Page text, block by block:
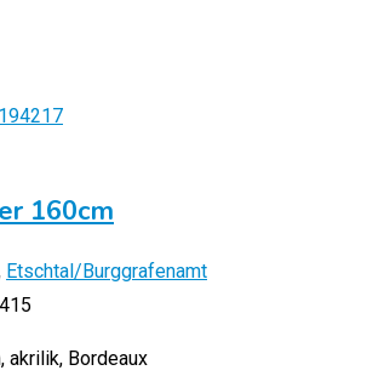
160cm
Etschtal/Burggrafenamt
akrilik, Bordeaux